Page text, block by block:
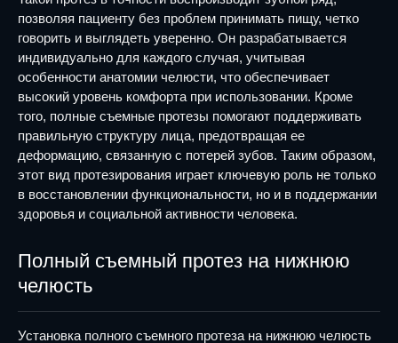
позволяя пациенту без проблем принимать пищу, четко
говорить и выглядеть уверенно. Он разрабатывается
индивидуально для каждого случая, учитывая
особенности анатомии челюсти, что обеспечивает
высокий уровень комфорта при использовании. Кроме
того, полные съемные протезы помогают поддерживать
правильную структуру лица, предотвращая ее
деформацию, связанную с потерей зубов. Таким образом,
этот вид протезирования играет ключевую роль не только
в восстановлении функциональности, но и в поддержании
здоровья и социальной активности человека.
Полный съемный протез на нижнюю
челюсть
Установка полного съемного протеза на нижнюю челюсть